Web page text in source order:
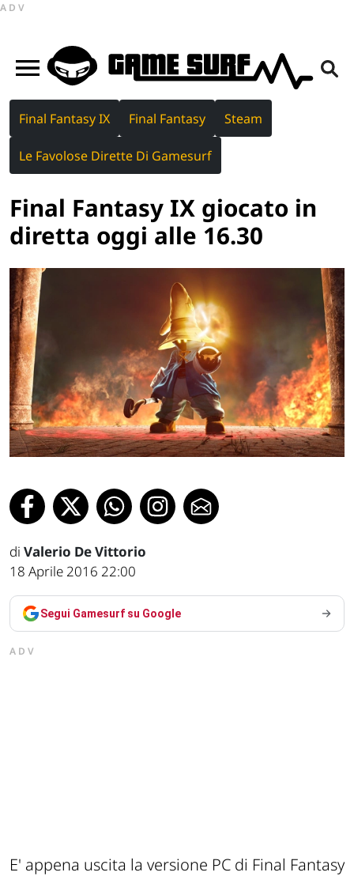
ADV
Final Fantasy IX Final Fantasy Steam
Le Favolose Dirette Di Gamesurf
Final Fantasy IX giocato in
diretta oggi alle 16.30
di Valerio De Vittorio
18 Aprile 2016 22:00
Segui Gamesurf su Google
ADV
E' appena uscita la versione PC di Final Fantasy